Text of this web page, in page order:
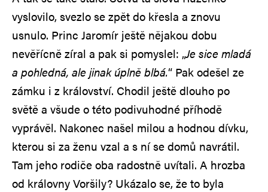
vyslovilo, svezlo se zpět do křesla a znovu
usnulo. Princ Jaromír ještě nějakou dobu
nevěřícně zíral a pak si pomyslel: „Je sice mladá
a pohledná, ale jinak úplně blbá.“ Pak odešel ze
zámku i z království. Chodil ještě dlouho po
světě a všude o této podivuhodné příhodě
vyprávěl. Nakonec našel milou a hodnou dívku,
kterou si za ženu vzal a s ní se domů navrátil.
Tam jeho rodiče oba radostně uvítali. A hrozba
od královny Voršily? Ukázalo se, že to byla